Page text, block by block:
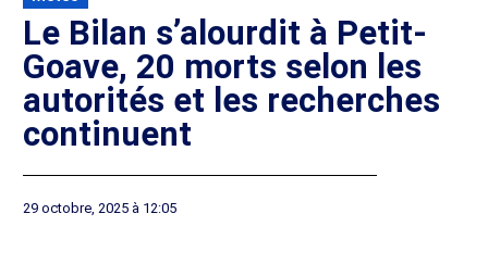
Le Bilan s’alourdit à Petit-
Goave, 20 morts selon les
autorités et les recherches
continuent
29 octobre, 2025 à 12:05